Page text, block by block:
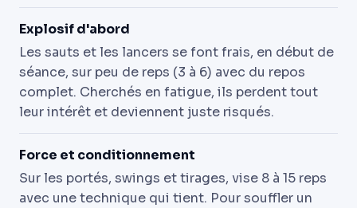
Explosif d'abord
Les sauts et les lancers se font frais, en début de
séance, sur peu de reps (3 à 6) avec du repos
complet. Cherchés en fatigue, ils perdent tout
leur intérêt et deviennent juste risqués.
Force et conditionnement
Sur les portés, swings et tirages, vise 8 à 15 reps
avec une technique qui tient. Pour souffler un